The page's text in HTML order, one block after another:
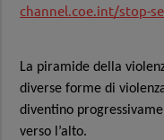
channel.coe.int/stop-
La piramide della
diverse forme di
diventino
verso l’alto.